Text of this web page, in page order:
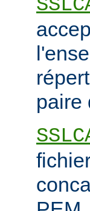
paire